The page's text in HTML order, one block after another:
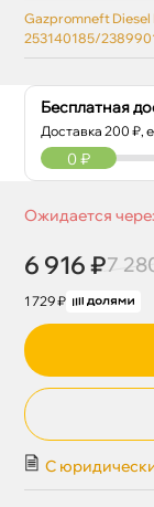
Бесплатная
Доставка200 ₽,
0 ₽
Ожидается
6 916 ₽7
1 729 ₽
С
Gazpromneft Diesel
253140185/